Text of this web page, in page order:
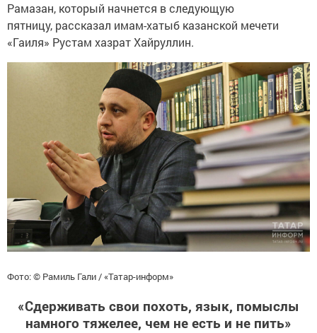
Рамазан, который начнется в следующую
пятницу, рассказал имам-хатыб казанской мечети
«Гаиля» Рустам хазрат Хайруллин.
Фото: © Рамиль Гали / «Татар-информ»
«Сдерживать свои похоть, язык, помыслы
намного тяжелее, чем не есть и не пить»